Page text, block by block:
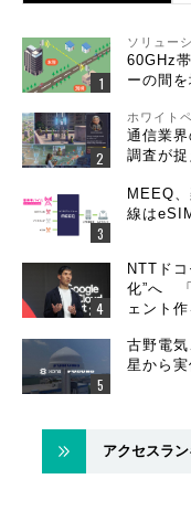
ソリュー
60GHz
ーの間
ホワイト
通信業
調査が捉
MEEQ
線は
NTTド
化”へ
ェント作
古野電
星から
アクセスラ